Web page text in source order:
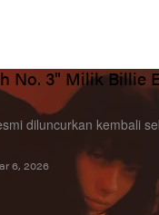
No. 3" Milik Billie
diluncurkan kembali
6, 2026